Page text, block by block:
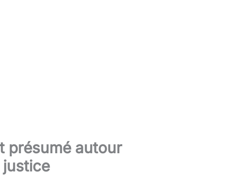
présumé autour
justice